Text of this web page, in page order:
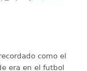
como el
era en el futbol